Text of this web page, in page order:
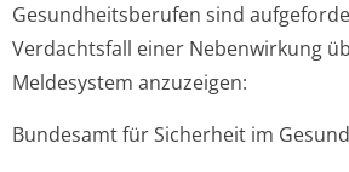
Gesundheitsberufen sind
Verdachtsfall einer Nebenwirkung
Meldesystem anzuzeigen:
Bundesamt für Sicherheit im